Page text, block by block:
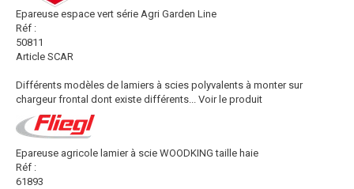
Epareuse espace vert série Agri Garden Line
Réf :
50811
Article SCAR
Différents modèles de lamiers à scies polyvalents à monter sur
chargeur frontal dont existe différents... Voir le produit
Epareuse agricole lamier à scie WOODKING taille haie
Réf :
61893